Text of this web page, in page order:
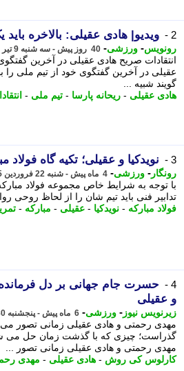
2 - ویدیو| هادی عقیلی: بالاخره
رونویس- ورزشی- 40 روز پیش - سه شنبه 9 تیر 1405، 03:23
انتقادات صریح هادی عقیلی در آخرین
عقیلی در آخرین گفتگوی خود از تیم ملی را
گویند شبیه ...
هادی عقیلی - ریحانه پارسا - تیم ملی -
3 - ‏نویدکیا و عقیلی؛ تکیه گاه
رونگار - ورزشی- 4 ماه پیش - شنبه 22 فروردین 1405، 23:27
با توجه به شرایط خاص مجموعه فولاد
تدابیر فنی باید تیم شان را از لحاظ روحی
فولاد مبارکه - نویدکیا - عقیلی - مبارکه -
4 -
حسرت جام جهانی بر دل
و عقیلی
زیرنویس نیوز - ورزشی- 6 ماه پیش - پنجشنبه 30 بهمن 1404، 17:52
مهدی رحمتی و هادی عقیلی زمانی تصور
گذراست؛ چیزی که با گذشت زمان حل می
مهدی رحمتی و هادی عقیلی زمانی تصور ...
کارلوس کی روش - هادی عقیلی - مهدی